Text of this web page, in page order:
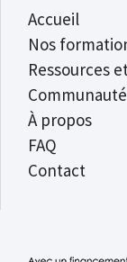
Accueil
Nos
Ressources
À propos
FAQ
Contact